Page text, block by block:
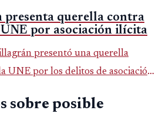
querella contra
por asociación ilícita
presentó una querella
UNE por los delitos de asociación
sobre posible